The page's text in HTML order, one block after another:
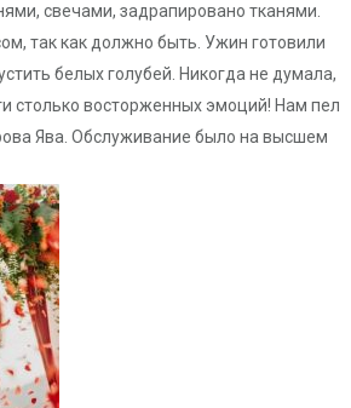
свечами, задрапировано тканями.
так как должно быть. Ужин готовили
белых голубей. Никогда не думала,
столько восторженных эмоций! Нам пел
Ява. Обслуживание было на высшем